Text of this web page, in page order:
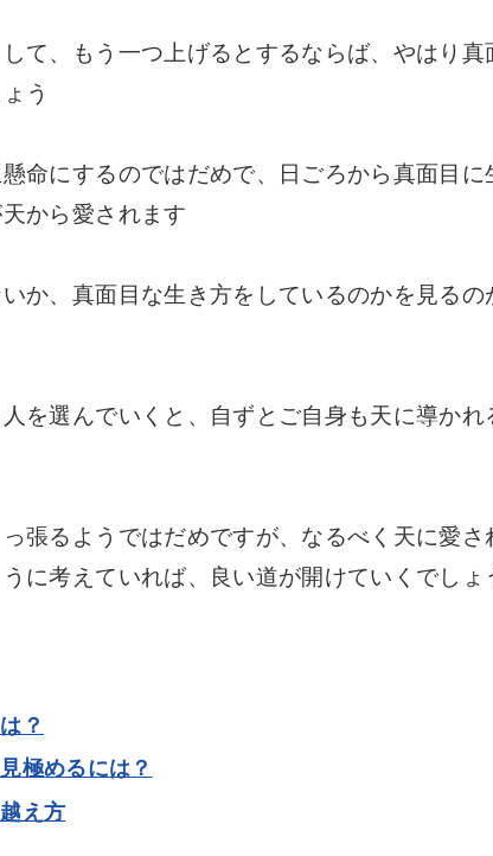
て、もう一つ上げるとするならば、やはり真
う
命にするのではだめで、日ごろから真面目に
から愛されます
か、真面目な生き方をしているのかを見るの
を選んでいくと、自ずとご自身も天に導かれ
張るようではだめですが、なるべく天に愛さ
に考えていれば、良い道が開けていくでしょ
？
極めるには？
え方